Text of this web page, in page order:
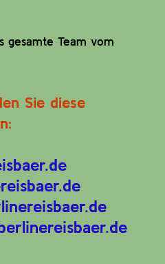
gesamte Team vom
Sie diese